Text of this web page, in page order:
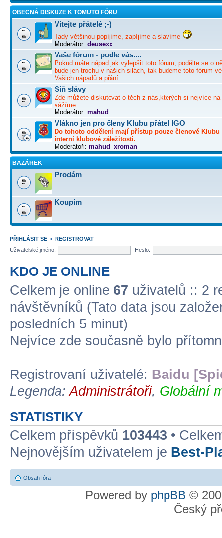
OBECNÁ DISKUZE K TOMUTO FÓRU
Vítejte přátelé ;-)
Tady většinou popíjíme, zapíjíme a slavíme
Moderátor: deusexx
Vaše fórum - podle vás....
Pokud máte nápad jak vylepšit toto fórum, podělte se o
bude jen trochu v našich silách, tak budeme toto fórum
Vašich nápadů a přání.
Síň slávy
Zde můžete diskutovat o těch z nás,kterých si nejvíce na
vážíme.
Moderátor: mahud
Vlákno jen pro členy Klubu přátel IGO
Do tohoto oddělení mají přístup pouze členové Klubu
interní klubové záležitosti.
Moderátoři: mahud xroman
BAZÁREK
Prodám
Koupím
PŘIHLÁSIT SE • REGISTROVAT
Uživatelské jméno:
Heslo:
KDO JE ONLINE
Celkem je online 67 uživatelů :: 2
návštěvníků (Tato data jsou
posledních 5 minut)
Nejvíce zde současně bylo
Registrovaní uživatelé: Baidu
Legenda:Administrátoři, Globální
STATISTIKY
Celkem příspěvků 103443 •
Nejnovějším uživatelem je Best-
Obsah fóra
Powered by phpBB ©
Český